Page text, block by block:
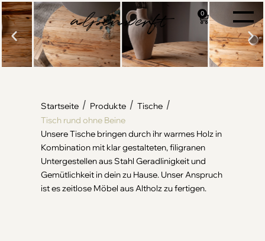
0
Startseite / Produkte / Tische /
Tisch rund ohne Beine
Unsere Tische bringen durch ihr warmes Holz in
Kombination mit klar gestalteten, filigranen
Untergestellen aus Stahl Geradlinigkeit und
Gemütlichkeit in dein zu Hause. Unser Anspruch
ist es zeitlose Möbel aus Altholz zu fertigen.